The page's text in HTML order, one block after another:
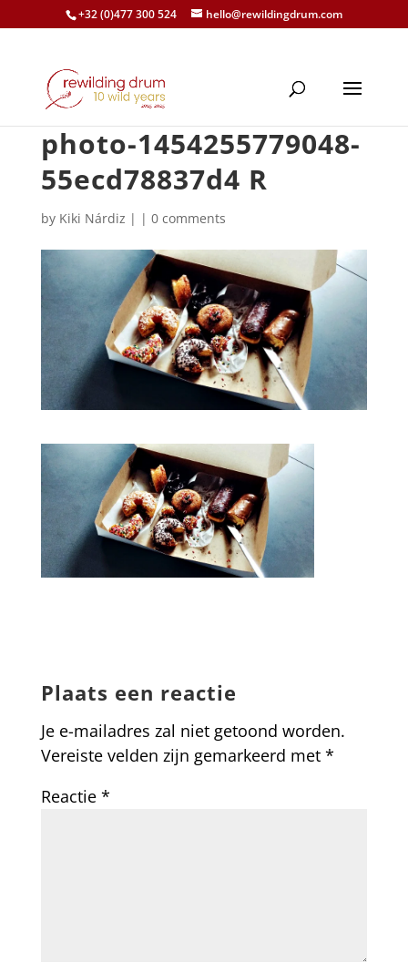
+32 (0)477 300 524 hello@rewildingdrum.com
photo-1454255779048-
55ecd78837d4 R
by Kiki Nárdiz | | 0 comments
Plaats een reactie
Je e-mailadres zal niet getoond worden.
Vereiste velden zijn gemarkeerd met *
Reactie *